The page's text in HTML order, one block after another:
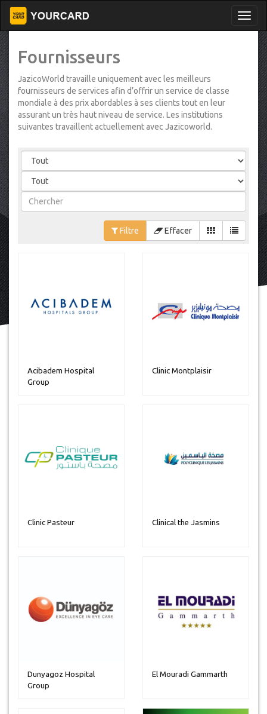
Fournisseurs
JazicoWorld travaille uniquement avec les meilleurs
fournisseurs de services afin d’offrir un service de classe
mondiale à des prix abordables à ses clients tout en leur
assurant un très haut niveau de service. Les institutions
suivantes travaillent actuellement avec Jazicoworld.
Filtre Effacer
Acibadem Hospital
Group
Clinic Montplaisir
Clinic Pasteur Clinical the Jasmins
Dunyagoz Hospital
Group
El Mouradi Gammarth